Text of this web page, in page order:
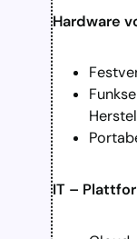
Hardware
IT –